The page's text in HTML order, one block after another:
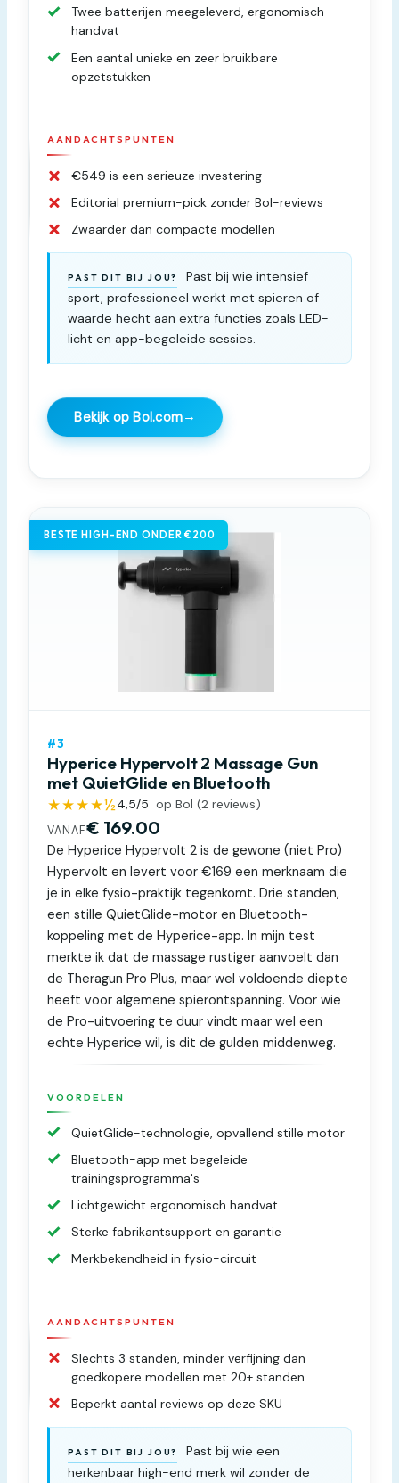
Twee batterijen meegeleverd, ergonomisch
handvat
Een aantal unieke en zeer bruikbare
opzetstukken
AANDACHTSPUNTEN
€549 is een serieuze investering
Editorial premium-pick zonder Bol-reviews
Zwaarder dan compacte modellen
PAST DIT BIJ JOU?
Past bij wie intensief
sport, professioneel werkt met spieren of
waarde hecht aan extra functies zoals LED-
licht en app-begeleide sessies.
Bekijk op Bol.com→
BESTE HIGH-END ONDER €200
#3
Hyperice Hypervolt 2 Massage Gun
met QuietGlide en Bluetooth
★★★★½4,5/5 op Bol (2reviews)
VANAF€ 169.00
De Hyperice Hypervolt 2 is de gewone (niet Pro)
Hypervolt en levert voor €169 een merknaam die
je in elke fysio-praktijk tegenkomt. Drie standen,
een stille QuietGlide-motor en Bluetooth-
koppeling met de Hyperice-app. In mijn test
merkte ik dat de massage rustiger aanvoelt dan
de Theragun Pro Plus, maar wel voldoende diepte
heeft voor algemene spierontspanning. Voor wie
de Pro-uitvoering te duur vindt maar wel een
echte Hyperice wil, is dit de gulden middenweg.
VOORDELEN
QuietGlide-technologie, opvallend stille motor
Bluetooth-app met begeleide
trainingsprogramma's
Lichtgewicht ergonomisch handvat
Sterke fabrikantsupport en garantie
Merkbekendheid in fysio-circuit
AANDACHTSPUNTEN
Slechts 3 standen, minder verfijning dan
goedkopere modellen met 20+ standen
Beperkt aantal reviews op deze SKU
PAST DIT BIJ JOU?
Past bij wie een
herkenbaar high-end merk wil zonder de